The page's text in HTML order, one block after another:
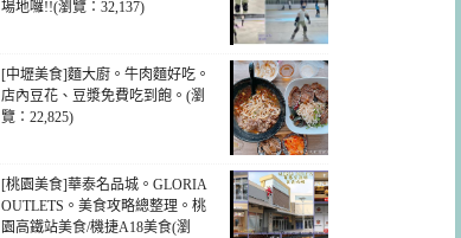
場地囉!!(瀏覽：32,137)
[中壢美食]麵大廚。牛肉麵好吃。
店內豆花、豆漿免費吃到飽。(瀏
覽：22,825)
[桃園美食]華泰名品城。GLORIA
OUTLETS。美食攻略總整理。桃
園高鐵站美食/機捷A18美食(瀏